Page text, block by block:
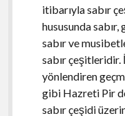
itibarıyla sabır
hususunda
sabır ve
sabır çeşitleridir.
yönlendiren
gibi Hazreti Pir
sabır çeşidi